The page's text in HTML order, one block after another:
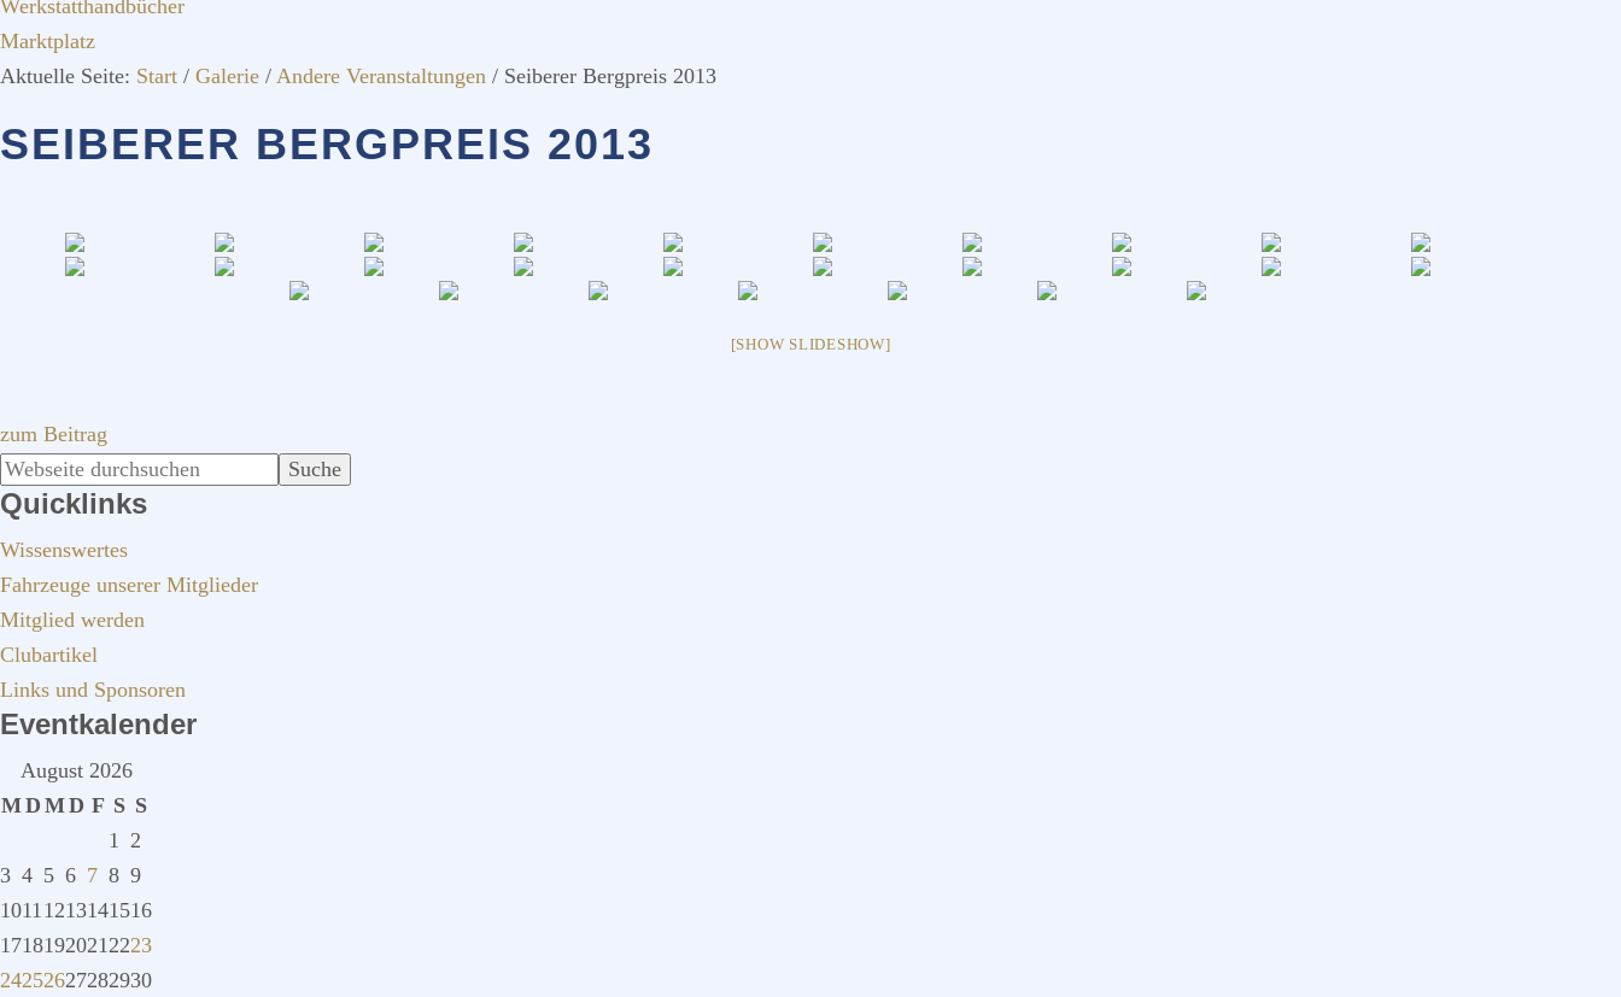
Werkstatthandbücher
Marktplatz
Aktuelle Seite: Start / Galerie / Andere Veranstaltungen / Seiberer Bergpreis 2013
SEIBERER BERGPREIS 2013
[SHOW SLIDESHOW]
zum Beitrag
SEITENSPALTE
Webseite
durchsuchen
Quicklinks
Wissenswertes
Fahrzeuge unserer Mitglieder
Mitglied werden
Clubartikel
Links und Sponsoren
Eventkalender
August 2026
MD MD F S S
1 2
3 4 5 6 7 8 9
10111213141516
17181920212223
24252627282930